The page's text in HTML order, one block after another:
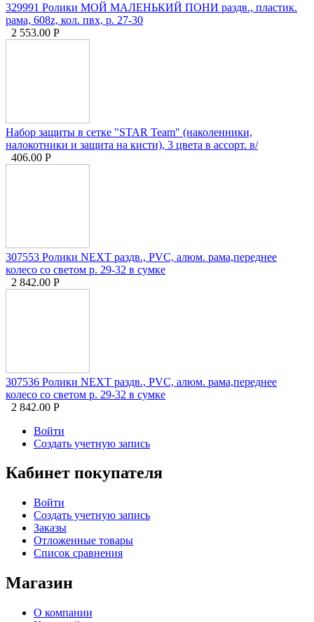
329991 Ролики МОЙ МАЛЕНЬКИЙ ПОНИ раздв., пластик.
рама, 608z, кол. пвх, р. 27-30
2 553.00 Р
Набор защиты в сетке "STAR Team" (наколенники,
налокотники и защита на кисти), 3 цвета в ассорт. в/
406.00 Р
307553 Ролики NEXT раздв., PVC, алюм. рама,переднее
колесо со светом р. 29-32 в сумке
2 842.00 Р
307536 Ролики NEXT раздв., PVC, алюм. рама,переднее
колесо со светом р. 29-32 в сумке
2 842.00 Р
Войти
Создать учетную запись
Кабинет покупателя
Войти
Создать учетную запись
Заказы
Отложенные товары
Список сравнения
Магазин
О компании